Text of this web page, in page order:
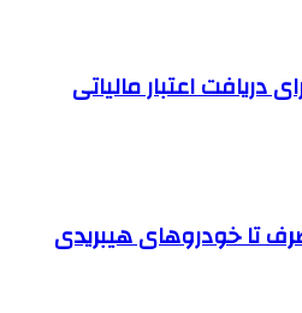
اعتبار مالیاتی
تا خودروهای هیبریدی